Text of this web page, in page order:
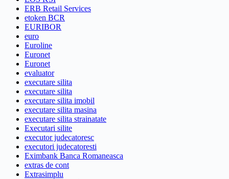
ERB Retail Services
etoken BCR
EURIBOR
euro
Euroline
Euronet
Euronet
evaluator
executare silita
executare silita
executare silita imobil
executare silita masina
executare silita strainatate
Executari silite
executor judecatoresc
executori judecatoresti
Eximbank Banca Romaneasca
extras de cont
Extrasimplu